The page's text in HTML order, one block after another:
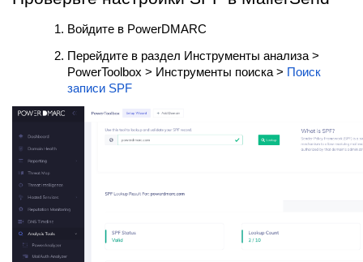
Войдите в PowerDMARC
Перейдите в раздел Инструменты анализа >
PowerToolbox > Инструменты поиска > Поиск
записи SPF